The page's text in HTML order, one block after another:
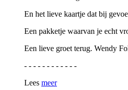
En het lieve kaartje dat bij
Een pakketje waarvan je echt
Een lieve groet terug. Wendy
- - - - - - - - - - - -
Lees meer